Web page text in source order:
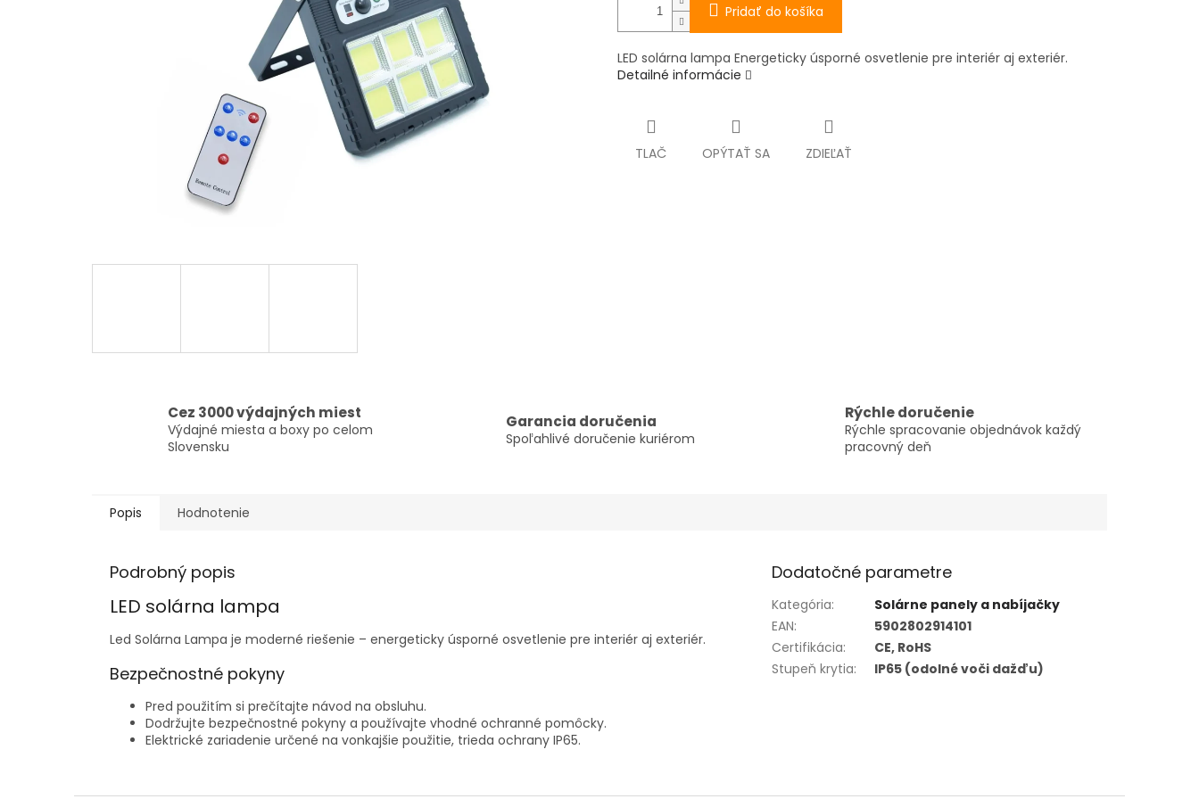
Pridať do košíka
LED solárna lampa Energeticky úsporné osvetlenie pre interiér aj exteriér.
Detailné informácie
TLAČ OPÝTAŤ SA ZDIEĽAŤ
Cez 3000 výdajných miest
Výdajné miesta a boxy po celom
Slovensku
Garancia doručenia
Spoľahlivé doručenie kuriérom
Rýchle doručenie
Rýchle spracovanie objednávok každý
pracovný deň
Popis Hodnotenie
Podrobný popis
LED solárna lampa
Led Solárna Lampa je moderné riešenie – energeticky úsporné osvetlenie pre interiér aj exteriér.
Bezpečnostné pokyny
Pred použitím si prečítajte návod na obsluhu.
Dodržujte bezpečnostné pokyny a používajte vhodné ochranné pomôcky.
Elektrické zariadenie určené na vonkajšie použitie, trieda ochrany IP65.
Dodatočné parametre
Kategória:
Solárne panely a nabíjačky
EAN:
5902802914101
Certifikácia:
CE, RoHS
Stupeň krytia: IP65 (odolné voči dažďu)